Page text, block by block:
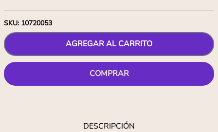
SKU: 10720053
AGREGAR AL CARRITO
COMPRAR
DESCRIPCIÓN